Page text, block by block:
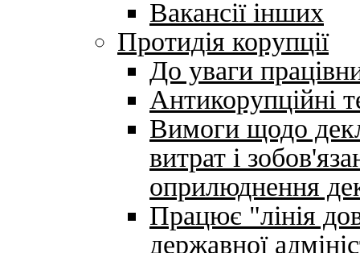
Вакансії інших
Протидія корупції
До уваги
Антикорупційні
Вимоги щодо
витрат і
оприлюднення
Працює "лінія
державної